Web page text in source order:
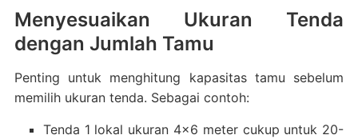
Menyesuaikan Ukuran Tenda
dengan Jumlah Tamu
Penting untuk menghitung kapasitas tamu sebelum
memilih ukuran tenda. Sebagai contoh:
Tenda 1 lokal ukuran 4×6 meter cukup untuk 20-